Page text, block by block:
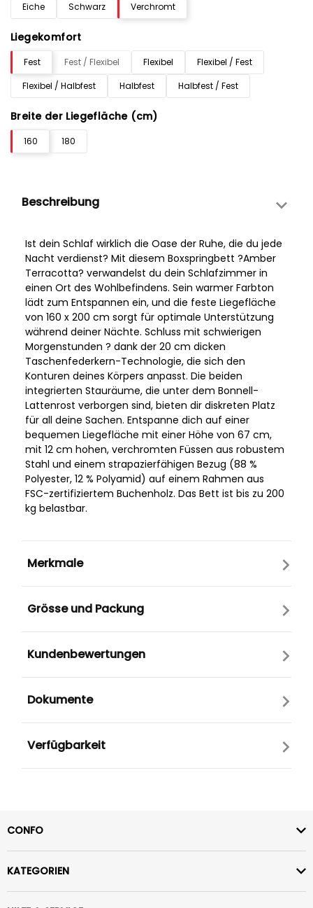
Eiche Schwarz Verchromt
Liegekomfort
Fest Fest / Flexibel Flexibel
Flexibel / Fest
Flexibel / Halbfest
Halbfest Halbfest / Fest
Breite der Liegefläche (cm)
160 180
Beschreibung
Ist dein Schlaf wirklich die Oase der Ruhe, die du jede
Nacht verdienst? Mit diesem Boxspringbett ?Amber
Terracotta? verwandelst du dein Schlafzimmer in
einen Ort des Wohlbefindens. Sein warmer Farbton
lädt zum Entspannen ein, und die feste Liegefläche
von 160 x 200 cm sorgt für optimale Unterstützung
während deiner Nächte. Schluss mit schwierigen
Morgenstunden ? dank der 20 cm dicken
Taschenfederkern-Technologie, die sich den
Konturen deines Körpers anpasst. Die beiden
integrierten Stauräume, die unter dem Bonnell-
Lattenrost verborgen sind, bieten dir diskreten Platz
für all deine Sachen. Entspanne dich auf einer
bequemen Liegefläche mit einer Höhe von 67 cm,
mit 12 cm hohen, verchromten Füssen aus robustem
Stahl und einem strapazierfähigen Bezug (88 %
Polyester, 12 % Polyamid) auf einem Rahmen aus
FSC-zertifiziertem Buchenholz. Das Bett ist bis zu 200
kg belastbar.
Merkmale
Grösse und Packung
Kundenbewertungen
Dokumente
Verfügbarkeit
CONFO
KATEGORIEN